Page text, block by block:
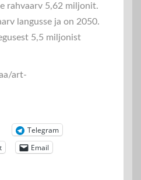
rahvaarv 5,62 miljonit.
langusse ja on 2050.
5,5 miljonist
art-
Telegram
Email